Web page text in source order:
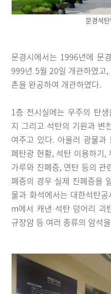
문경석
문경시에서는 1996년에 문
999년 5월 20일 개관하였고
촌을 완공하여 개관하였다.
1층 전시실에는 우주의 탄
지 그리고 석탄의 기원과 변
여주고 있다. 아울러 광물과
폐탄광 현황, 석탄 이용하기,
가루와 진폐증, 연탄 등의 관
폐증의 경우 실제 진폐증을
물과 화석에서는 대한석탄
m에서 캐낸 석탄 덩어리 괴
규장암 등 여러 종류의 암석